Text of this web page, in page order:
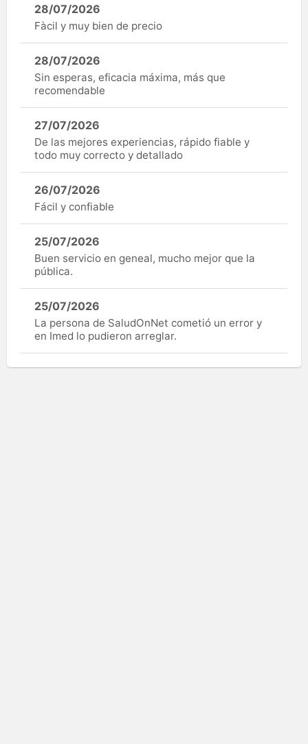
28/07/2026
Fàcil y muy bien de precio
28/07/2026
Sin esperas, eficacia máxima, más que
recomendable
27/07/2026
De las mejores experiencias, rápido fiable y
todo muy correcto y detallado
26/07/2026
Fácil y confiable
25/07/2026
Buen servicio en geneal, mucho mejor que la
pública.
25/07/2026
La persona de SaludOnNet cometió un error y
en Imed lo pudieron arreglar.